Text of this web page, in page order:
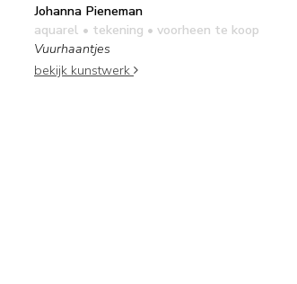
Johanna Pieneman
aquarel • tekening • voorheen te koop
Vuurhaantjes
bekijk kunstwerk